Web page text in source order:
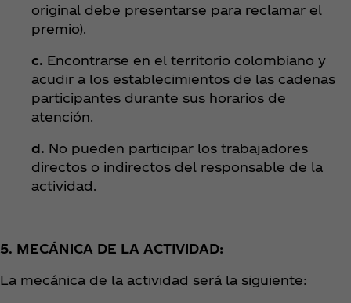
original debe presentarse para reclamar el
premio).
c. Encontrarse en el territorio colombiano y
acudir a los establecimientos de las cadenas
participantes durante sus horarios de
atención.
d. No pueden participar los trabajadores
directos o indirectos del responsable de la
actividad.
5. MECÁNICA DE LA ACTIVIDAD:
La mecánica de la actividad será la siguiente: